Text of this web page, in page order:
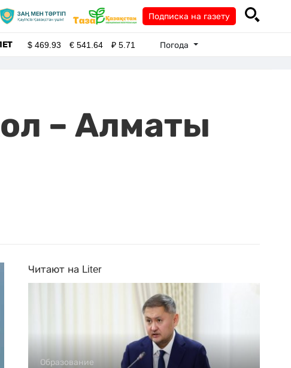
Подписка на газету
$469.93 €541.64 ₽5.71 Погода
– Алматы
Читают на Liter
Образование